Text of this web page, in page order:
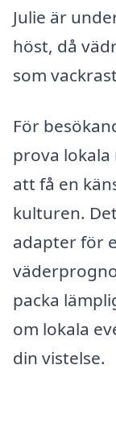
Julie är
höst, då
som
För
prova
att få en
kulturen.
adapter för
packa
om lokala
din vistelse.